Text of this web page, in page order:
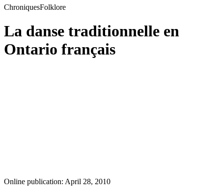
ChroniquesFolklore
La danse traditionnelle en
Ontario français
Online publication: April 28, 2010